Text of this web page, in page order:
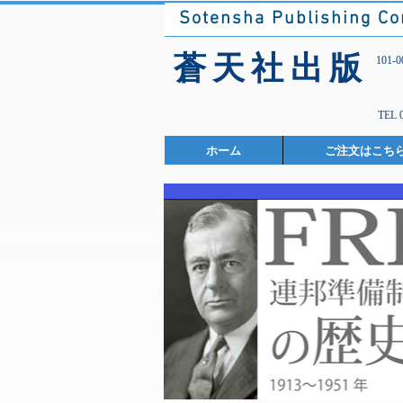
Sotensha Publishing
101-
​蒼天社出版
ホーム ご注文はこち
TEL